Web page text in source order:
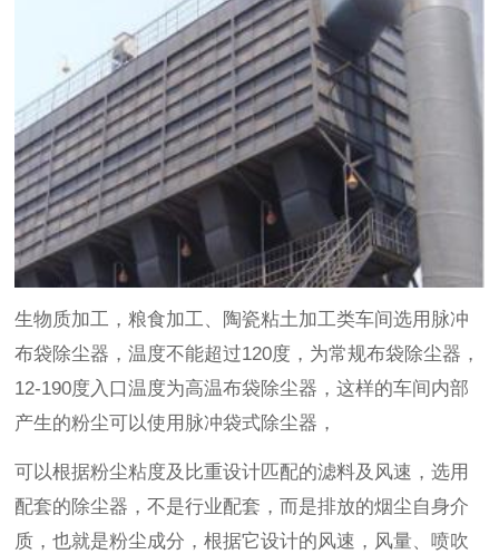
生物质加工，粮食加工、陶瓷粘土加工类车间选用脉冲
布袋除尘器，温度不能超过120度，为常规布袋除尘器，
12-190度入口温度为高温布袋除尘器，这样的车间内部
产生的粉尘可以使用脉冲袋式除尘器，
可以根据粉尘粘度及比重设计匹配的滤料及风速，选用
配套的除尘器，不是行业配套，而是排放的烟尘自身介
质，也就是粉尘成分，根据它设计的风速，风量、喷吹